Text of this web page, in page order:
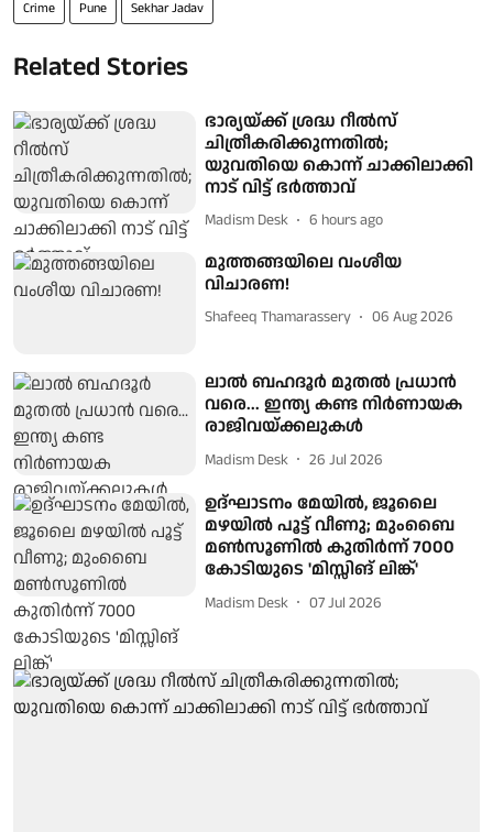
Crime Pune Sekhar Jadav
Related Stories
ഭാര്യയ്ക്ക് ശ്രദ്ധ റീൽസ്
ചിത്രീകരിക്കുന്നതിൽ;
യുവതിയെ കൊന്ന് ചാക്കിലാക്കി
നാട് വിട്ട് ഭർത്താവ്
Madism Desk 6 hours ago
മുത്തങ്ങയിലെ വംശീയ
വിചാരണ!
Shafeeq Thamarassery 06 Aug 2026
ലാൽ ബഹദൂർ മുതൽ പ്രധാൻ
വരെ... ഇന്ത്യ കണ്ട നിർണായക
രാജിവയ്ക്കലുകൾ
Madism Desk 26 Jul 2026
ഉദ്ഘാടനം മേയിൽ, ജൂലൈ
മഴയിൽ പൂട്ട് വീണു; മുംബൈ
മൺസൂണിൽ കുതിർന്ന് 7000
കോടിയുടെ 'മിസ്സിങ് ലിങ്ക്'
Madism Desk 07 Jul 2026